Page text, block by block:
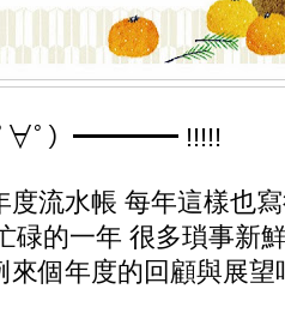
ﾟ）━━━━ !!!!!
度流水帳 每年這樣也
碌的一年 很多瑣事新
來個年度的回顧與展望